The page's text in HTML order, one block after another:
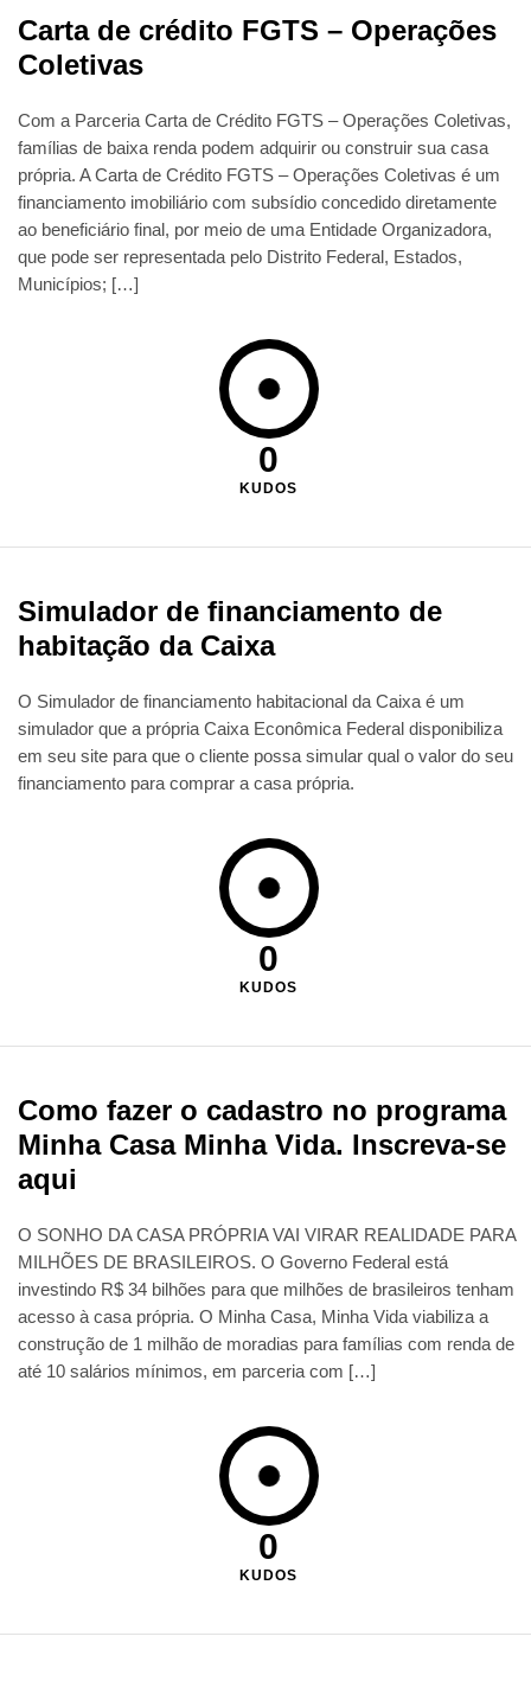
Carta de crédito FGTS – Operações
Coletivas
Com a Parceria Carta de Crédito FGTS – Operações Coletivas,
famílias de baixa renda podem adquirir ou construir sua casa
própria. A Carta de Crédito FGTS – Operações Coletivas é um
financiamento imobiliário com subsídio concedido diretamente
ao beneficiário final, por meio de uma Entidade Organizadora,
que pode ser representada pelo Distrito Federal, Estados,
Municípios; […]
0
KUDOS
Simulador de financiamento de
habitação da Caixa
O Simulador de financiamento habitacional da Caixa é um
simulador que a própria Caixa Econômica Federal disponibiliza
em seu site para que o cliente possa simular qual o valor do seu
financiamento para comprar a casa própria.
0
KUDOS
Como fazer o cadastro no programa
Minha Casa Minha Vida. Inscreva-se
aqui
O SONHO DA CASA PRÓPRIA VAI VIRAR REALIDADE PARA
MILHÕES DE BRASILEIROS. O Governo Federal está
investindo R$ 34 bilhões para que milhões de brasileiros tenham
acesso à casa própria. O Minha Casa, Minha Vida viabiliza a
construção de 1 milhão de moradias para famílias com renda de
até 10 salários mínimos, em parceria com […]
0
KUDOS